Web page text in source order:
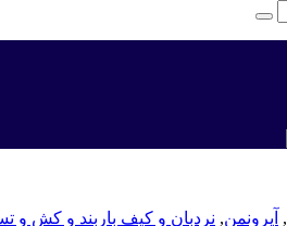
, آیرونمن, نردبان و کیف باربند و کش و